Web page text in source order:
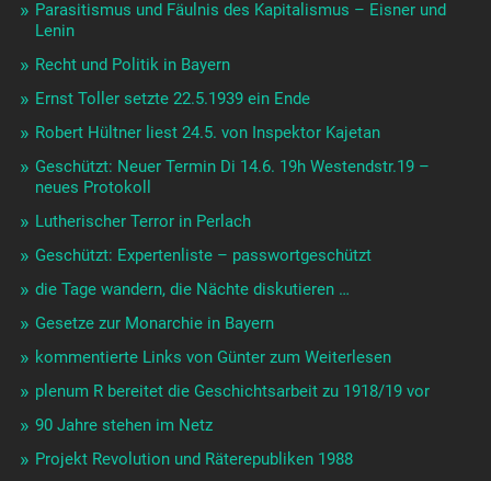
Parasitismus und Fäulnis des Kapitalismus – Eisner und
Lenin
Recht und Politik in Bayern
Ernst Toller setzte 22.5.1939 ein Ende
Robert Hültner liest 24.5. von Inspektor Kajetan
Geschützt: Neuer Termin Di 14.6. 19h Westendstr.19 –
neues Protokoll
Lutherischer Terror in Perlach
Geschützt: Expertenliste – passwortgeschützt
die Tage wandern, die Nächte diskutieren …
Gesetze zur Monarchie in Bayern
kommentierte Links von Günter zum Weiterlesen
plenum R bereitet die Geschichtsarbeit zu 1918/19 vor
90 Jahre stehen im Netz
Projekt Revolution und Räterepubliken 1988